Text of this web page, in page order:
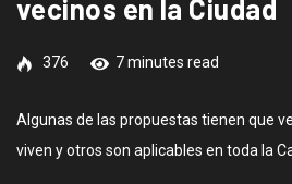
vecinos en la Ciudad
376 7 minutes read
Algunas de las propuestas tienen que
viven y otros son aplicables en toda la